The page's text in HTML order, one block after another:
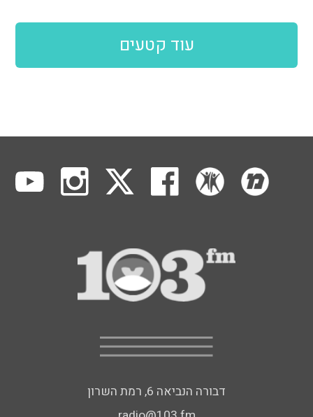
עוד קטעים
דבורה הנביאה 6, רמת השרון